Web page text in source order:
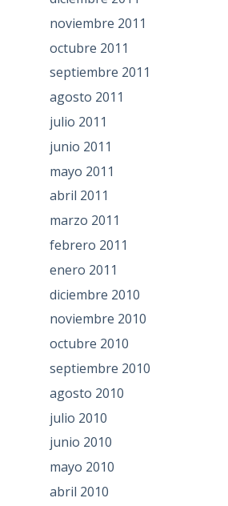
noviembre 2011
octubre 2011
septiembre 2011
agosto 2011
julio 2011
junio 2011
mayo 2011
abril 2011
marzo 2011
febrero 2011
enero 2011
diciembre 2010
noviembre 2010
octubre 2010
septiembre 2010
agosto 2010
julio 2010
junio 2010
mayo 2010
abril 2010